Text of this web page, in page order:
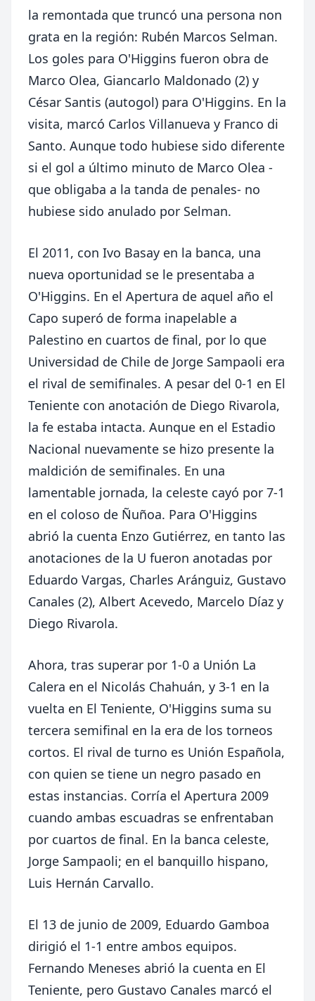
la remontada que truncó una persona non
grata en la región: Rubén Marcos Selman.
Los goles para O'Higgins fueron obra de
Marco Olea, Giancarlo Maldonado (2) y
César Santis (autogol) para O'Higgins. En la
visita, marcó Carlos Villanueva y Franco di
Santo. Aunque todo hubiese sido diferente
si el gol a último minuto de Marco Olea -
que obligaba a la tanda de penales- no
hubiese sido anulado por Selman.
El 2011, con Ivo Basay en la banca, una
nueva oportunidad se le presentaba a
O'Higgins. En el Apertura de aquel año el
Capo superó de forma inapelable a
Palestino en cuartos de final, por lo que
Universidad de Chile de Jorge Sampaoli era
el rival de semifinales. A pesar del 0-1 en El
Teniente con anotación de Diego Rivarola,
la fe estaba intacta. Aunque en el Estadio
Nacional nuevamente se hizo presente la
maldición de semifinales. En una
lamentable jornada, la celeste cayó por 7-1
en el coloso de Ñuñoa. Para O'Higgins
abrió la cuenta Enzo Gutiérrez, en tanto las
anotaciones de la U fueron anotadas por
Eduardo Vargas, Charles Aránguiz, Gustavo
Canales (2), Albert Acevedo, Marcelo Díaz y
Diego Rivarola.
Ahora, tras superar por 1-0 a Unión La
Calera en el Nicolás Chahuán, y 3-1 en la
vuelta en El Teniente, O'Higgins suma su
tercera semifinal en la era de los torneos
cortos. El rival de turno es Unión Española,
con quien se tiene un negro pasado en
estas instancias. Corría el Apertura 2009
cuando ambas escuadras se enfrentaban
por cuartos de final. En la banca celeste,
Jorge Sampaoli; en el banquillo hispano,
Luis Hernán Carvallo.
El 13 de junio de 2009, Eduardo Gamboa
dirigió el 1-1 entre ambos equipos.
Fernando Meneses abrió la cuenta en El
Teniente, pero Gustavo Canales marcó el